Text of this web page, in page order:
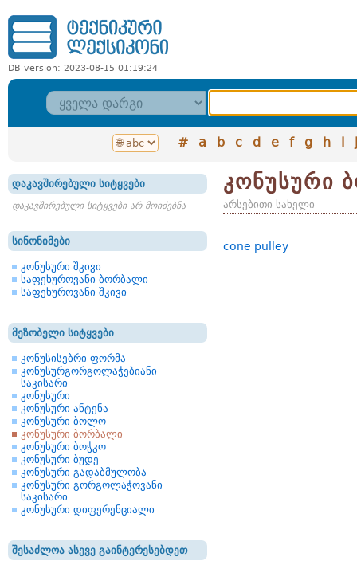
DB version: 2023-08-15 01:19:24
# a b c d e f g h i j
დაკავშირებული სიტყვები
დაკავშირებული სიტყვები არ მოიძებნა
სინონიმები
კონუსური შკივი
საფეხუროვანი ბორბალი
საფეხუროვანი შკივი
მეზობელი სიტყვები
კონუსისებრი ფორმა
კონუსურგორგოლაჭებიანი
საკისარი
კონუსური
კონუსური ანტენა
კონუსური ბოლო
კონუსური ბორბალი
კონუსური ბოჭკო
კონუსური ბუდე
კონუსური გადაბმულობა
კონუსური გორგოლაჭოვანი
საკისარი
კონუსური დიფერენციალი
შესაძლოა ასევე გაინტერესებდეთ
კონუსური
არსებითი სახელი
cone pulley